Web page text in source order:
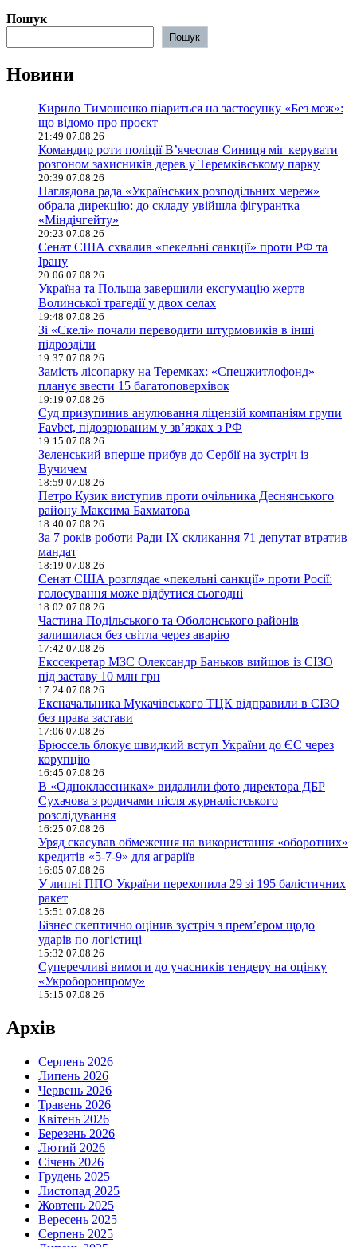
Пошук
Пошук
Новини
Кирило Тимошенко піариться на застосунку «Без меж»:
що відомо про проєкт
21:49 07.08.26
Командир роти поліції В’ячеслав Синиця міг керувати
розгоном захисників дерев у Теремківському парку
20:39 07.08.26
Наглядова рада «Українських розподільних мереж»
обрала дирекцію: до складу увійшла фігурантка
«Міндічгейту»
20:23 07.08.26
Сенат США схвалив «пекельні санкції» проти РФ та
Ірану
20:06 07.08.26
Україна та Польща завершили ексгумацію жертв
Волинської трагедії у двох селах
19:48 07.08.26
Зі «Скелі» почали переводити штурмовиків в інші
підрозділи
19:37 07.08.26
Замість лісопарку на Теремках: «Спецжитлофонд»
планує звести 15 багатоповерхівок
19:19 07.08.26
Суд призупинив анулювання ліцензій компаніям групи
Favbet, підозрюваним у зв’язках з РФ
19:15 07.08.26
Зеленський вперше прибув до Сербії на зустріч із
Вучичем
18:59 07.08.26
Петро Кузик виступив проти очільника Деснянського
району Максима Бахматова
18:40 07.08.26
За 7 років роботи Ради IX скликання 71 депутат втратив
мандат
18:19 07.08.26
Сенат США розглядає «пекельні санкції» проти Росії:
голосування може відбутися сьогодні
18:02 07.08.26
Частина Подільського та Оболонського районів
залишилася без світла через аварію
17:42 07.08.26
Екссекретар МЗС Олександр Баньков вийшов із СІЗО
під заставу 10 млн грн
17:24 07.08.26
Ексначальника Мукачівського ТЦК відправили в СІЗО
без права застави
17:06 07.08.26
Брюссель блокує швидкий вступ України до ЄС через
корупцію
16:45 07.08.26
В «Одноклассниках» видалили фото директора ДБР
Сухачова з родичами після журналістського
розслідування
16:25 07.08.26
Уряд скасував обмеження на використання «оборотних»
кредитів «5-7-9» для аграріїв
16:05 07.08.26
У липні ППО України перехопила 29 зі 195 балістичних
ракет
15:51 07.08.26
Бізнес скептично оцінив зустріч з прем’єром щодо
ударів по логістиці
15:32 07.08.26
Суперечливі вимоги до учасників тендеру на оцінку
«Укроборонпрому»
15:15 07.08.26
Архів
Серпень 2026
Липень 2026
Червень 2026
Травень 2026
Квітень 2026
Березень 2026
Лютий 2026
Січень 2026
Грудень 2025
Листопад 2025
Жовтень 2025
Вересень 2025
Серпень 2025